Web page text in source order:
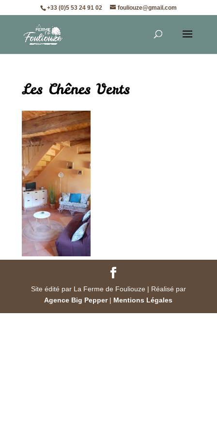
+33 (0)5 53 24 91 02 fouliouze@gmail.com
Les Chênes Verts
Site édité par La Ferme de Fouliouze | Réalisé par
Agence Big Pepper| Mentions Légales